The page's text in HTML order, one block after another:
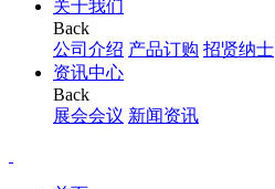
关于我们
Back
公司介绍 产品订购 招贤纳士
资讯中心
Back
展会会议 新闻资讯